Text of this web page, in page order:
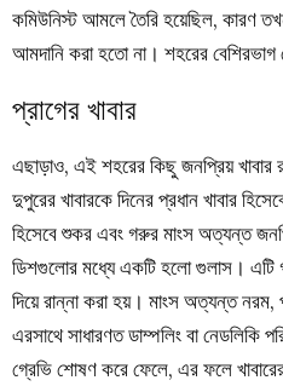
কমিউনিস্ট আমলে তৈরি হয়েছিল, কারণ
আমদানি করা হতো না। শহরের বেশিরভাগ
প্রাগের খাবার
এছাড়াও, এই শহরের কিছু জনপ্রিয় খাবার
দুপুরের খাবারকে দিনের প্রধান খাবার
হিসেবে শুকর এবং গরুর মাংস অত্যন্ত
ডিশগুলোর মধ্যে একটি হলো গুলাস। এটি
দিয়ে রান্না করা হয়। মাংস অত্যন্ত নরম,
এরসাথে সাধারণত ডাম্পলিং বা নেডলিকি
গ্রেভি শোষণ করে ফেলে, এর ফলে